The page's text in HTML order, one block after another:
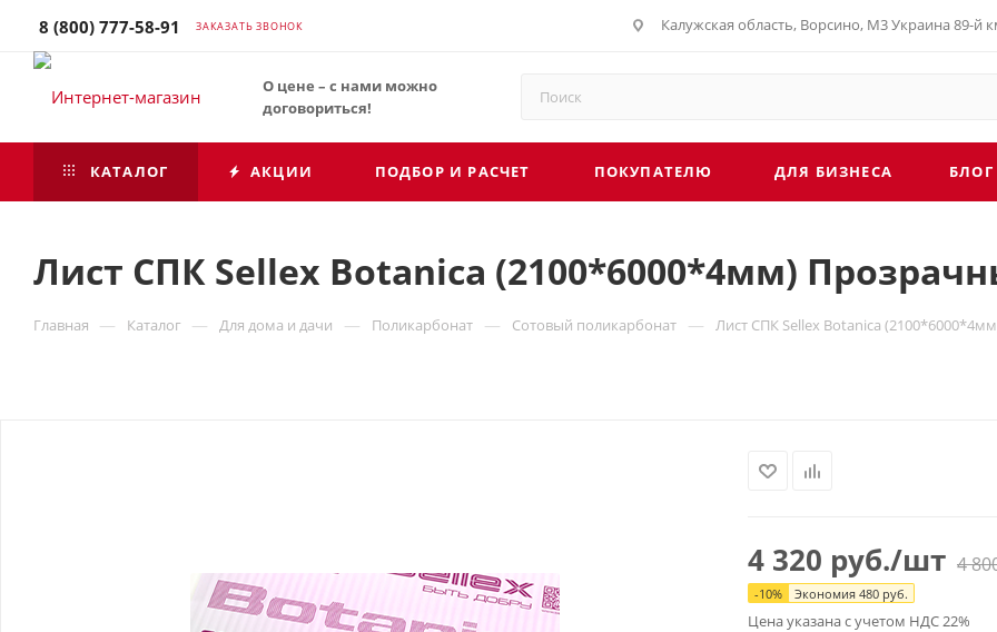
8 (800) 777-58-91 ЗАКАЗАТЬ ЗВОНОК Калужская область, Ворсино, М3 Украина 89-й
О цене – с нами можно
договориться!
КАТАЛОГ АКЦИИ ПОДБОР И РАСЧЕТ ПОКУПАТЕЛЮ ДЛЯ БИЗНЕСА БЛОГ
Лист СПК Sellex Botanica (2100*6000*4мм)
Главная — Каталог — Для дома и дачи — Поликарбонат — Сотовый поликарбонат — Лист СПК Sellex Botanica
4 320 руб./шт 4
-10% Экономия 480 руб.
Цена указана с учетом НДС 22%